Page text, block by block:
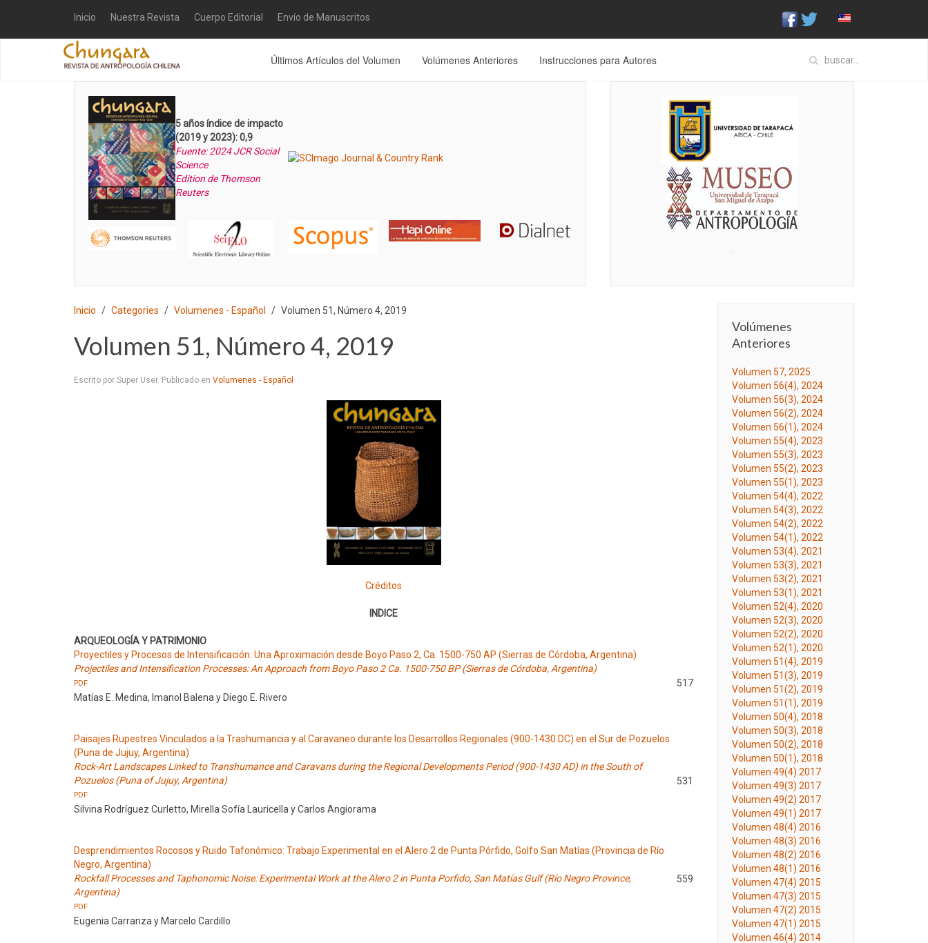
Inicio Nuestra Revista Cuerpo Editorial Envío de Manuscritos
Últimos Artículos del Volumen Volúmenes Anteriores Instrucciones para Autores
5 años índice de impacto
(2019 y 2023): 0,9
Fuente: 2024 JCR Social
Science
Edition de Thomson
Reuters
Inicio Categories Volumenes - Español Volumen 51, Número 4, 2019
Volumen 51, Número 4, 2019
Escrito por Super User. Publicado en Volumenes - Español
Créditos
INDICE
ARQUEOLOGÍA Y PATRIMONIO
Proyectiles y Procesos de Intensificación: Una Aproximación desde Boyo Paso 2, Ca. 1500-750 AP (Sierras de Córdoba, Argentina)
Projectiles and Intensification Processes: An Approach from Boyo Paso 2 Ca. 1500-750 BP (Sierras de Córdoba, Argentina)
517
PDF
Matías E. Medina, Imanol Balena y Diego E. Rivero
Paisajes Rupestres Vinculados a la Trashumancia y al Caravaneo durante los Desarrollos Regionales (900-1430 DC) en el Sur de Pozuelos
(Puna de Jujuy, Argentina)
Rock-Art Landscapes Linked to Transhumance and Caravans during the Regional Developments Period (900-1430 AD) in the South of
Pozuelos (Puna of Jujuy, Argentina)
531
PDF
Silvina Rodríguez Curletto, Mirella Sofía Lauricella y Carlos Angiorama
Desprendimientos Rocosos y Ruido Tafonómico: Trabajo Experimental en el Alero 2 de Punta Pórfido, Golfo San Matías (Provincia de Río
Negro, Argentina)
Rockfall Processes and Taphonomic Noise: Experimental Work at the Alero 2 in Punta Porfido, San Matías Gulf (Río Negro Province,
Argentina)
559
PDF
Eugenia Carranza y Marcelo Cardillo
Volúmenes
Anteriores
Volumen 57, 2025
Volumen 56(4), 2024
Volumen 56(3), 2024
Volumen 56(2), 2024
Volumen 56(1), 2024
Volumen 55(4), 2023
Volumen 55(3), 2023
Volumen 55(2), 2023
Volumen 55(1), 2023
Volumen 54(4), 2022
Volumen 54(3), 2022
Volumen 54(2), 2022
Volumen 54(1), 2022
Volumen 53(4), 2021
Volumen 53(3), 2021
Volumen 53(2), 2021
Volumen 53(1), 2021
Volumen 52(4), 2020
Volumen 52(3), 2020
Volumen 52(2), 2020
Volumen 52(1), 2020
Volumen 51(4), 2019
Volumen 51(3), 2019
Volumen 51(2), 2019
Volumen 51(1), 2019
Volumen 50(4), 2018
Volumen 50(3), 2018
Volumen 50(2), 2018
Volumen 50(1), 2018
Volumen 49(4) 2017
Volumen 49(3) 2017
Volumen 49(2) 2017
Volumen 49(1) 2017
Volumen 48(4) 2016
Volumen 48(3) 2016
Volumen 48(2) 2016
Volumen 48(1) 2016
Volumen 47(4) 2015
Volumen 47(3) 2015
Volumen 47(2) 2015
Volumen 47(1) 2015
Volumen 46(4) 2014